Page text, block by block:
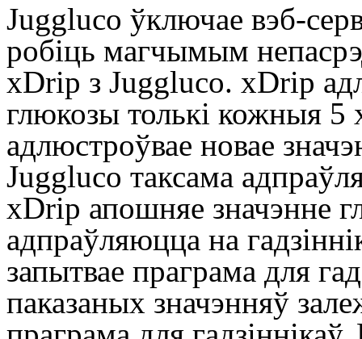
Juggluco ўключае вэб-
робіць магчымым
xDrip з Juggluco. xDrip
глюкозы толькі кожныя 5
адлюстроўвае новае
Juggluco таксама
xDrip апошняе значэнне
адпраўляюцца на
запытвае праграма для
паказаных значэнняў